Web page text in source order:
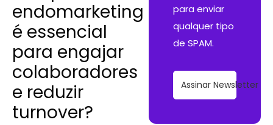
endomarketing
é essencial
para engajar
colaboradores
e reduzir
turnover?
para enviar
qualquer tipo
de SPAM.
Assinar Newsletter